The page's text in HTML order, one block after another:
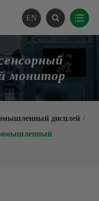
EN
монитор
дисплей